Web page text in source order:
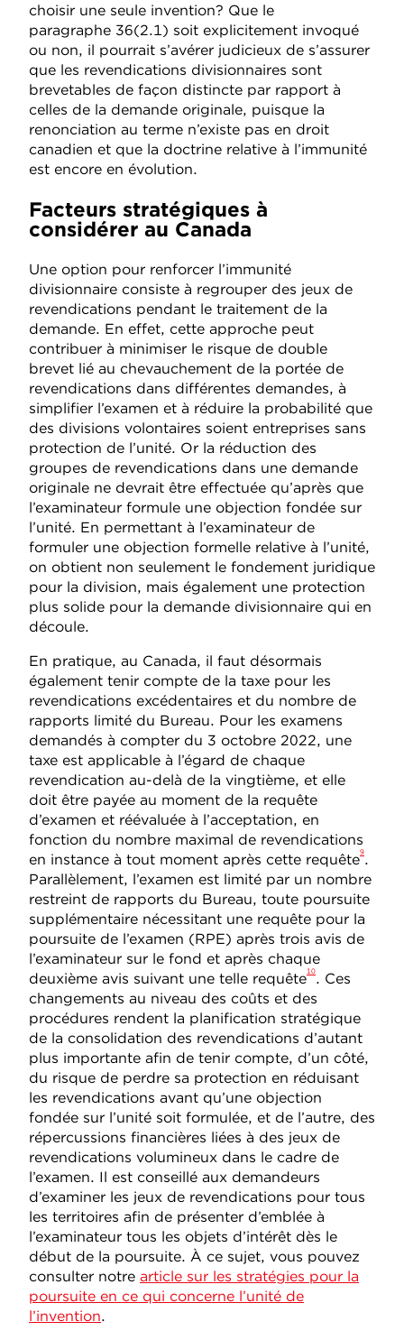
choisir une seule invention? Que le
paragraphe 36(2.1) soit explicitement invoqué
ou non, il pourrait s’avérer judicieux de s’assurer
que les revendications divisionnaires sont
brevetables de façon distincte par rapport à
celles de la demande originale, puisque la
renonciation au terme n’existe pas en droit
canadien et que la doctrine relative à l’immunité
est encore en évolution.
Facteurs stratégiques à
considérer au Canada
Une option pour renforcer l’immunité
divisionnaire consiste à regrouper des jeux de
revendications pendant le traitement de la
demande. En effet, cette approche peut
contribuer à minimiser le risque de double
brevet lié au chevauchement de la portée de
revendications dans différentes demandes, à
simplifier l’examen et à réduire la probabilité que
des divisions volontaires soient entreprises sans
protection de l’unité. Or la réduction des
groupes de revendications dans une demande
originale ne devrait être effectuée qu’après que
l’examinateur formule une objection fondée sur
l’unité. En permettant à l’examinateur de
formuler une objection formelle relative à l’unité,
on obtient non seulement le fondement juridique
pour la division, mais également une protection
plus solide pour la demande divisionnaire qui en
découle.
En pratique, au Canada, il faut désormais
également tenir compte de la taxe pour les
revendications excédentaires et du nombre de
rapports limité du Bureau. Pour les examens
demandés à compter du 3 octobre 2022, une
taxe est applicable à l’égard de chaque
revendication au-delà de la vingtième, et elle
doit être payée au moment de la requête
d’examen et réévaluée à l’acceptation, en
fonction du nombre maximal de revendications
en instance à tout moment après cette requête9.
Parallèlement, l’examen est limité par un nombre
restreint de rapports du Bureau, toute poursuite
supplémentaire nécessitant une requête pour la
poursuite de l’examen (RPE) après trois avis de
l’examinateur sur le fond et après chaque
deuxième avis suivant une telle requête10. Ces
changements au niveau des coûts et des
procédures rendent la planification stratégique
de la consolidation des revendications d’autant
plus importante afin de tenir compte, d’un côté,
du risque de perdre sa protection en réduisant
les revendications avant qu’une objection
fondée sur l’unité soit formulée, et de l’autre, des
répercussions financières liées à des jeux de
revendications volumineux dans le cadre de
l’examen. Il est conseillé aux demandeurs
d’examiner les jeux de revendications pour tous
les territoires afin de présenter d’emblée à
l’examinateur tous les objets d’intérêt dès le
début de la poursuite. À ce sujet, vous pouvez
consulter notre article sur les stratégies pour la
poursuite en ce qui concerne l’unité de
l’invention.